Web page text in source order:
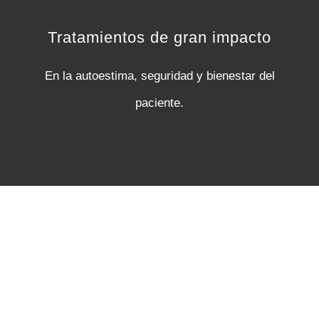
Tratamientos de gran impacto
En la autoestima, seguridad y bienestar del
paciente.